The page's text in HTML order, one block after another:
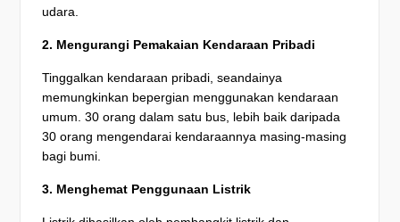
udara.
2. Mengurangi Pemakaian Kendaraan Pribadi
Tinggalkan kendaraan pribadi, seandainya
memungkinkan bepergian menggunakan kendaraan
umum. 30 orang dalam satu bus, lebih baik daripada
30 orang mengendarai kendaraannya masing-masing
bagi bumi.
3. Menghemat Penggunaan Listrik